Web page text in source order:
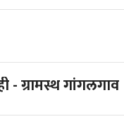
ग्रामस्थ गांगलगाव